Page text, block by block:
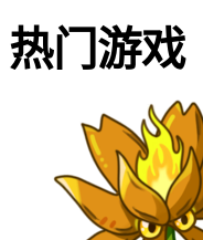
热门游戏